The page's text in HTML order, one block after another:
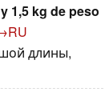
1,5 kg de peso
длины,